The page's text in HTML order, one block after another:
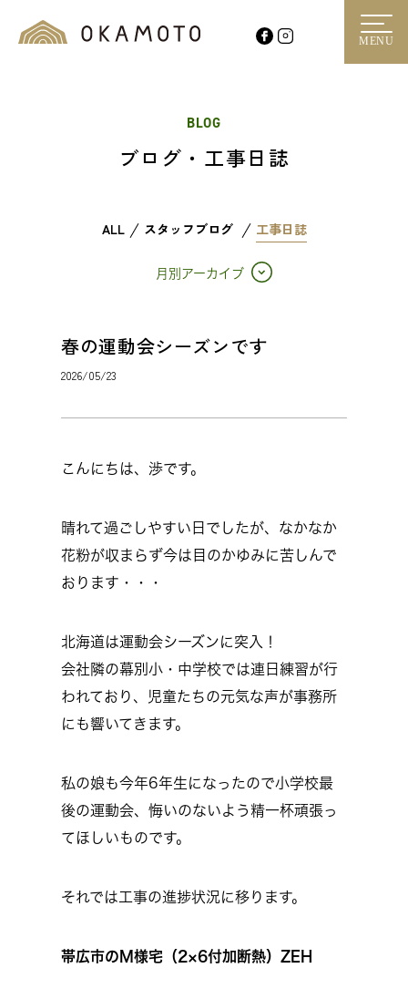
MENU
BLOG
ブログ・工事日誌
ALL スタッフブログ 工事日誌
月別アーカイブ
春の運動会シーズンです
2026/05/23
こんにちは、渉です。
晴れて過ごしやすい日でしたが、なかなか
花粉が収まらず今は目のかゆみに苦しんで
おります・・・
北海道は運動会シーズンに突入！
会社隣の幕別小・中学校では連日練習が行
われており、児童たちの元気な声が事務所
にも響いてきます。
私の娘も今年6年生になったので小学校最
後の運動会、悔いのないよう精一杯頑張っ
てほしいものです。
それでは工事の進捗状況に移ります。
帯広市のM様宅（2×6付加断熱）ZEH